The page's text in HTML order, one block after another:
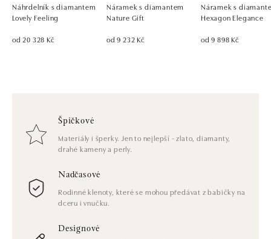
Náhrdelník s diamantem
Lovely Feeling
od 20 328 Kč
Náramek s diamantem
Nature Gift
od 9 232 Kč
Náramek s
Hexagon Elegance
od 9 898 Kč
Špičkové
Materiály i šperky. Jen to nejlepší - zlato, diamanty,
drahé kameny a perly.
Nadčasové
Rodinné klenoty, které se mohou předávat z babičky na
dceru i vnučku.
Designové